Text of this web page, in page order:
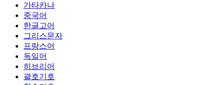
가타카나
중국어
한글고어
그리스문자
프랑스어
독일어
히브리어
괄호기호